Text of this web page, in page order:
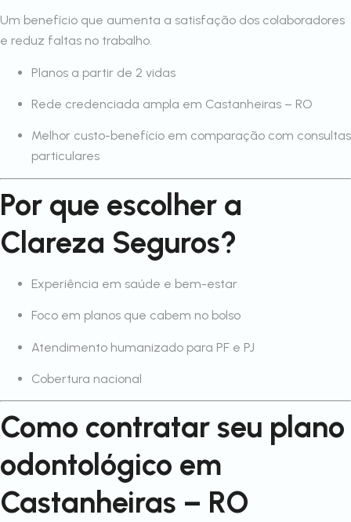
Um benefício que aumenta a satisfação dos colaboradores
e reduz faltas no trabalho.
Planos a partir de 2 vidas
Rede credenciada ampla em Castanheiras – RO
Melhor custo-benefício em comparação com consultas
particulares
Por que escolher a
Clareza Seguros?
Experiência em saúde e bem-estar
Foco em planos que cabem no bolso
Atendimento humanizado para PF e PJ
Cobertura nacional
Como contratar seu plano
odontológico em
Castanheiras – RO